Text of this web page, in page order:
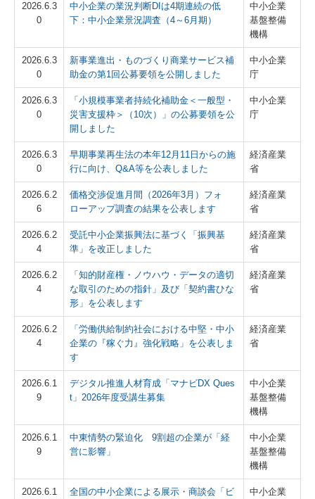
2026.6.3
0
中小企業の業況判断DIは4期連続の低
下：中小企業景況調査（4～6月期）
中小企業
基盤整備
機構
2026.6.3
0
新事業進出・ものづくり商業サービス補
助金の第1回公募要領を公開しました
中小企業
庁
2026.6.3
0
「小規模事業者持続化補助金＜一般型・
災害支援枠＞（10次）」の公募要領を公
開しました
中小企業
庁
2026.6.3
0
早期事業再生法の本年12月11日からの施
行に向け、Q&A等を公表しました
経済産業
省
2026.6.2
6
価格交渉促進月間（2026年3月）フォ
ローアップ調査の結果を公表します
経済産業
省
2026.6.2
4
受託中小企業振興法に基づく「振興基
準」を改正しました
経済産業
省
2026.6.2
4
「知的財産権・ノウハウ・データの適切
な取引のための指針」及び「契約書ひな
形」を公表します
経済産業
省
2026.6.2
4
「労働供給制約社会における中堅・中小
企業の『稼ぐ力』強化戦略」を公表しま
す
経済産業
省
2026.6.1
9
デジタル推進人材育成「マナビDX Ques
t」2026年度受講生募集
中小企業
基盤整備
機構
2026.6.1
9
中東情勢の緊迫化 9割超の企業が「経
営に影響」
中小企業
基盤整備
機構
2026.6.1 全国の中小企業による展示・商談会「ビ 中小企業